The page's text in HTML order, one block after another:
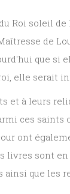
Roi soleil
de
que si
elle serait
et à leurs
ces
ont
sont
que les